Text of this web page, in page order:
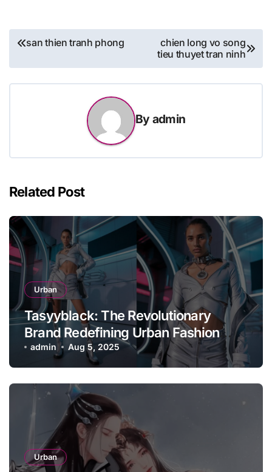
Post
san thien tranh phong
chien long vo song
tieu thuyet tran ninh
By admin
Related Post
Urban
Tasyyblack: The Revolutionary
Brand Redefining Urban Fashion
Through Afrofuturism
admin Aug 5, 2025
Urban